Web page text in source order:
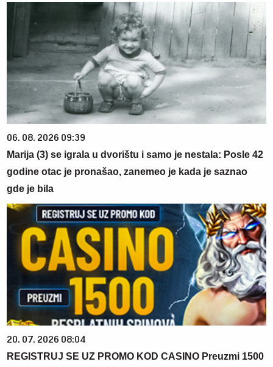
06. 08. 2026 09:39
Marija (3) se igrala u dvorištu i samo je nestala: Posle 42
godine otac je pronašao, zanemeo je kada je saznao
gde je bila
20. 07. 2026 08:04
REGISTRUJ SE UZ PROMO KOD CASINO Preuzmi 1500